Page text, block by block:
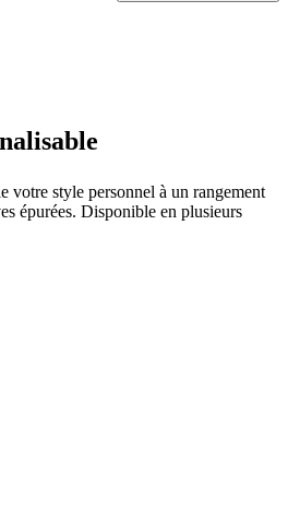
votre style personnel à un rangement
épurées. Disponible en plusieurs